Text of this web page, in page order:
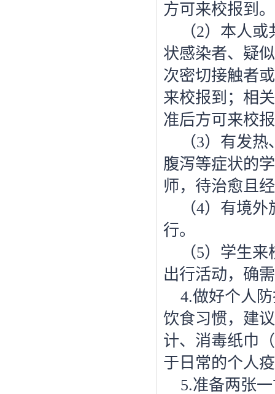
方可来校报到。
（2）本人或
状感染者、疑
次密切接触者
来校报到；相
准后方可来校
（3）有发热
腹泻等症状的
师，待治愈且
（4）有境外
行。
（5）学生来
出行活动，确
4.做好个人
饮食习惯，建
计、消毒纸巾
于日常的个人
5.准备两张